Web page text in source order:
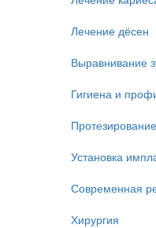
Лечение дёсен
Выравнивание
Гигиена и
Протезирование
Установка
Современная
Хирургия